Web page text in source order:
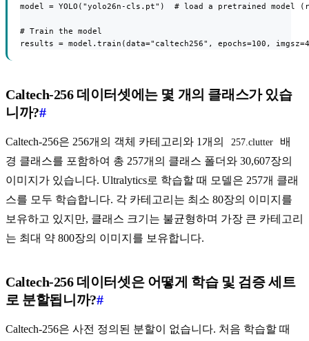
model = YOLO("yolo26n-cls.pt")  # load a pretrained model
# Train the model
results = model.train(data="caltech256", epochs=100,
Caltech-256 데이터셋에는 몇 개의 클래스가 있습
니까?#
Caltech-256은 256개의 객체 카테고리와 1개의 257.clutter
배
경 클래스를 포함하여 총 257개의 클래스 폴더와 30,607장의
이미지가 있습니다. Ultralytics로 학습할 때 모델은 257개 클래
스를 모두 학습합니다. 각 카테고리는 최소 80장의 이미지를
보유하고 있지만, 클래스 크기는 불균형하며 가장 큰 카테고리
는 최대 약 800장의 이미지를 보유합니다.
Caltech-256 데이터셋은 어떻게 학습 및 검증 세트
로 분할됩니까?#
Caltech-256은 사전 정의된 분할이 없습니다. 처음 학습할 때